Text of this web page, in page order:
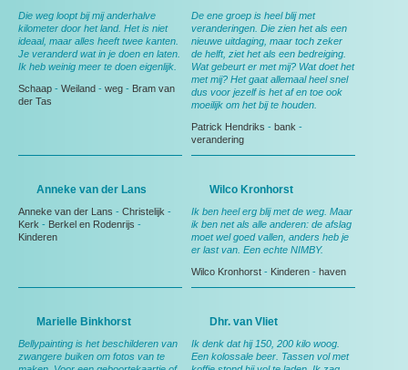
Die weg loopt bij mij anderhalve
kilometer door het land. Het is niet
ideaal, maar alles heeft twee kanten.
Je veranderd wat in je doen en laten.
Ik heb weinig meer te doen eigenlijk.
Schaap - Weiland - weg - Bram van
der Tas
De ene groep is heel blij met
veranderingen. Die zien het als een
nieuwe uitdaging, maar toch zeker
de helft, ziet het als een bedreiging.
Wat gebeurt er met mij? Wat doet het
met mij? Het gaat allemaal heel snel
dus voor jezelf is het af en toe ook
moeilijk om het bij te houden.
Patrick Hendriks - bank -
verandering
Anneke van der Lans
Anneke van der Lans - Christelijk -
Kerk - Berkel en Rodenrijs -
Kinderen
Wilco Kronhorst
Ik ben heel erg blij met de weg. Maar
ik ben net als alle anderen: de afslag
moet wel goed vallen, anders heb je
er last van. Een echte NIMBY.
Wilco Kronhorst - Kinderen - haven
Marielle Binkhorst
Bellypainting is het beschilderen van
zwangere buiken om fotos van te
Dhr. van Vliet
Ik denk dat hij 150, 200 kilo woog.
Een kolossale beer. Tassen vol met